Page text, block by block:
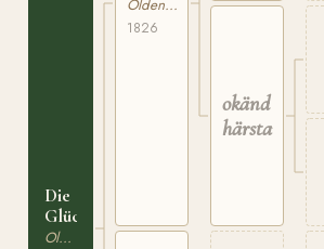
Die
Glückliche
Oldenburgare
Oldenburgare
1826
okänd
härstamning